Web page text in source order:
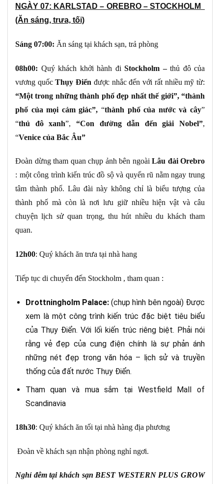
NGÀY 07: KARLSTAD – OREBRO – STOCKHOLM
(Ăn sáng, trưa, tối)
Sáng 07:00: Ăn sáng tại khách sạn, trả phòng
08h00: Quý khách khởi hành đi Stockholm– thủ đô của
vương quốcThụy Điển được nhắc đến với rất nhiều mỹ từ:
“Một trong những thành phố đẹp nhất thế giới”, “thành
phố của mọi cảm giác”, “thành phố của nước và cây”
“thủ đô xanh”, “Con đường dẫn đến giải Nobel”,
“Venice của Bắc Âu”
Đoàn dừng tham quan chụp ảnh bên ngoài Lâu đài Orebro
: một công trình kiến trúc đồ sộ và quyến rũ nằm ngay trung
tâm thành phố. Lâu đài này không chỉ là biểu tượng của
thành phố mà còn là nơi lưu giữ nhiều hiện vật và câu
chuyện lịch sử quan trọng, thu hút nhiều du khách tham
quan.
12h00: Quý khách ăn trưa tại nhà hang
Tiếp tục di chuyển đến Stockholm , tham quan :
Drottningholm Palace: (chụp hình bên ngoài) Được
xem là một công trình kiến trúc đặc biệt tiêu biểu
của Thụy Điển. Với lối kiến trúc riêng biệt. Phải nói
rằng vẻ đẹp của cung điện chính là sự phản ánh
những nét đẹp trong văn hóa – lịch sử và truyền
thống của đất nước Thụy Điển.
Tham quan và mua sắm tại Westfield Mall of
Scandinavia
18h30: Quý khách ăn tối tại nhà hàng địa phương
Đoàn về khách sạn nhận phòng nghỉ ngơi.
Nghỉ đêm tại khách sạn BEST WESTERN PLUS GROW